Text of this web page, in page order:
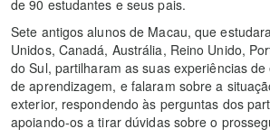
de 90 estudantes e seus pais.
Sete antigos alunos de Macau, que
Unidos, Canadá, Austrália, Reino Unido,
do Sul, partilharam as suas experiências
de aprendizagem, e falaram sobre a
exterior, respondendo às perguntas dos
apoiando-os a tirar dúvidas sobre o